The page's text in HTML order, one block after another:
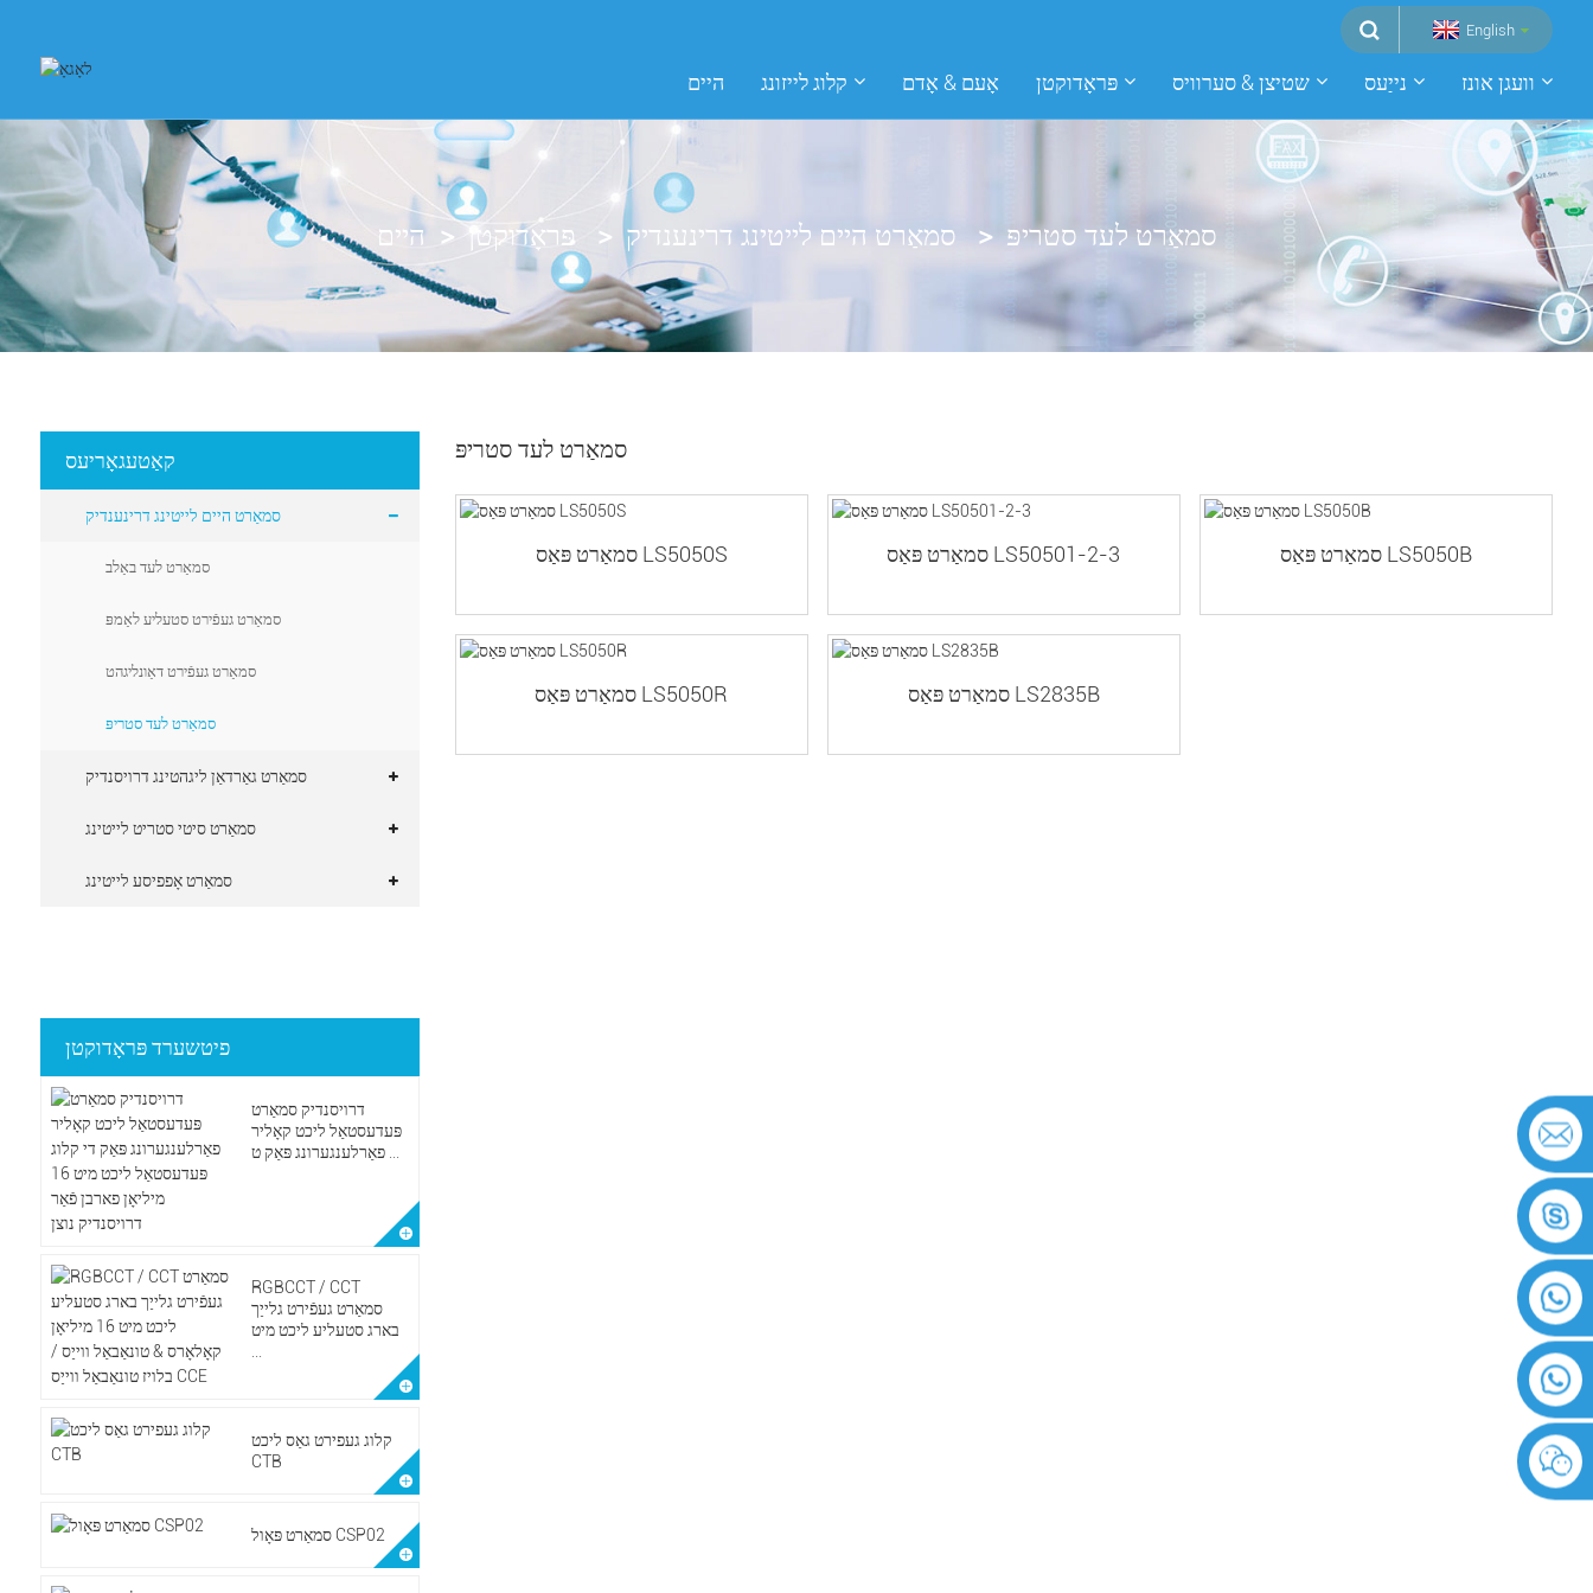
English
היים קלוג לייזונג אָעם & אָדם פּראָדוקטן שטיצן & סערוויס נייַעס וועגן אונז
היים פּראָדוקטן סמאַרט היים לייטינג דרינענדיק סמאַרט לעד סטריפּ
קאַטעגאָריעס
סמאַרט היים לייטינג דרינענדיק
סמאַרט לעד באַלב
סמאַרט געפֿירט סטעליע לאַמפּ
סמאַרט געפֿירט דאַונליגהט
סמאַרט לעד סטריפּ
סמאַרט גאַרדאַן ליגהטינג דרויסנדיק
סמאַרט סיטי סטריט לייטינג
סמאַרט אָפפיסע לייטינג
פיטשערד פּראָדוקטן
דרויסנדיק סמאַרט
פּעדעסטאַל ליכט קאָליר
פאַרלענגערונג פּאַק ט ...
RGBCCT / CCT
סמאַרט געפֿירט גלייַך
בארג סטעליע ליכט מיט
קלוג געפירט גאַס ליכט
CTB
סמאַרט פּאָול CSP02
סמאַרט לעד סטריפּ
סמאַרט פּאַס LS5050S סמאַרט פּאַס LS50501-2-3 סמאַרט פּאַס LS5050B
סמאַרט פּאַס LS5050R סמאַרט פּאַס LS2835B